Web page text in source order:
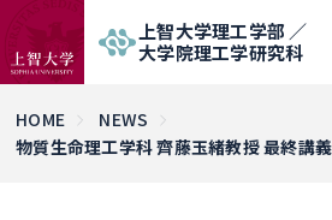
上智大学理工学部 ／
大学院理工学研究科
HOME
NEWS
物質生命理工学科 齊藤玉緒教授 最終講